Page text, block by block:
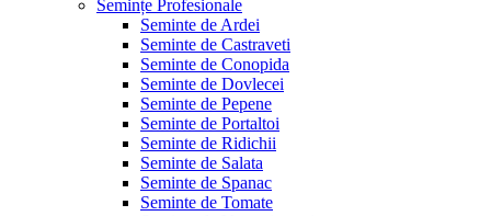
Semințe Profesionale
Seminte de Ardei
Seminte de Castraveti
Seminte de Conopida
Seminte de Dovlecei
Seminte de Pepene
Seminte de Portaltoi
Seminte de Ridichii
Seminte de Salata
Seminte de Spanac
Seminte de Tomate